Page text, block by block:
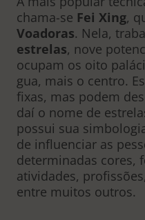
chama-se Fei Xing,
Voadoras. Nela,
estrelas, nove
ocupam os oito
gua, mais o centro.
fixas, mas podem
daí o nome de
possui sua
de influenciar as
determinadas cores,
atividades,
entre muitos outros.